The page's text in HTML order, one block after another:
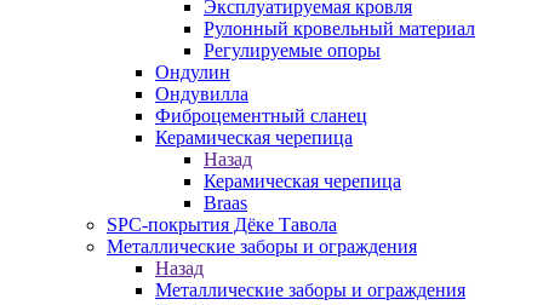
Эксплуатируемая кровля
Рулонный кровельный материал
Регулируемые опоры
Ондулин
Ондувилла
Фиброцементный сланец
Керамическая черепица
Назад
Керамическая черепица
Braas
SPC-покрытия Дёке Тавола
Металлические заборы и ограждения
Назад
Металлические заборы и ограждения